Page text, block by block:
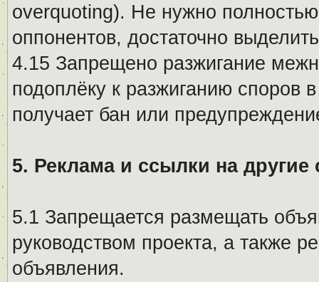
overquoting). Не нужно
оппонентов, достаточно
4.15 Запрещено разжигание
подоплёку к разжиганию споров
получает бан или
5. Реклама и ссылки на другие
5.1 Запрещается размещать
руководством проекта, а также
объявления.